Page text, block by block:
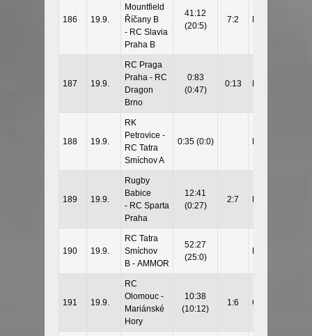
186 19.9.
Mountfield
Říčany B
- RC Slavia
Praha B
41:12
(20:5)
7:2
187 19.9.
RC Praga
Praha - RC
Dragon
Brno
0:83
(0:47)
0:13
188 19.9.
RK
Petrovice -
RC Tatra
Smíchov A
0:35 (0:0)
189 19.9.
Rugby
Babice
- RC Sparta
Praha
12:41
(0:27)
2:7
190 19.9.
RC Tatra
Smíchov
B - AMMOR
52:27
(25:0)
191 19.9.
RC
Olomouc -
Mariánské
Hory
10:38
(10:12)
1:6 Olomouc